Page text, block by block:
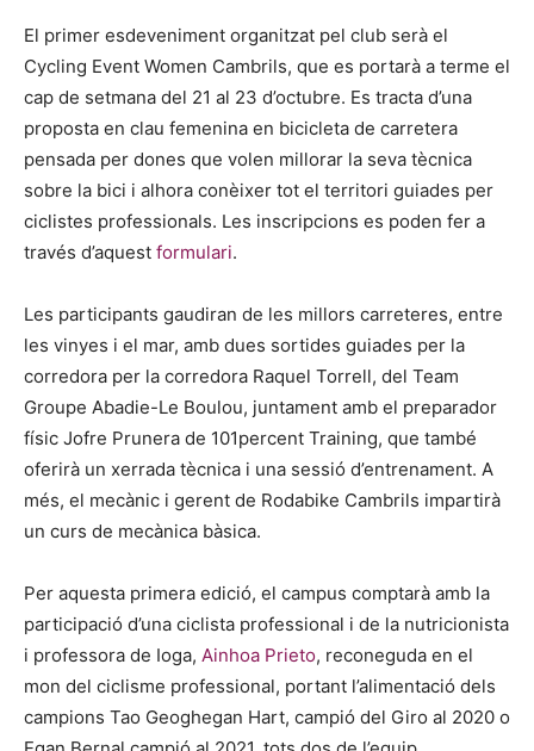
El primer esdeveniment organitzat pel club serà el
Cycling Event Women Cambrils, que es portarà a terme el
cap de setmana del 21 al 23 d’octubre. Es tracta d’una
proposta en clau femenina en bicicleta de carretera
pensada per dones que volen millorar la seva tècnica
sobre la bici i alhora conèixer tot el territori guiades per
ciclistes professionals. Les inscripcions es poden fer a
través d’aquest formulari.
Les participants gaudiran de les millors carreteres, entre
les vinyes i el mar, amb dues sortides guiades per la
corredora per la corredora Raquel Torrell, del Team
Groupe Abadie-Le Boulou, juntament amb el preparador
físic Jofre Prunera de 101percent Training, que també
oferirà un xerrada tècnica i una sessió d’entrenament. A
més, el mecànic i gerent de Rodabike Cambrils impartirà
un curs de mecànica bàsica.
Per aquesta primera edició, el campus comptarà amb la
participació d’una ciclista professional i de la nutricionista
i professora de Ioga, Ainhoa Prieto, reconeguda en el
mon del ciclisme professional, portant l’alimentació dels
campions Tao Geoghegan Hart, campió del Giro al 2020 o